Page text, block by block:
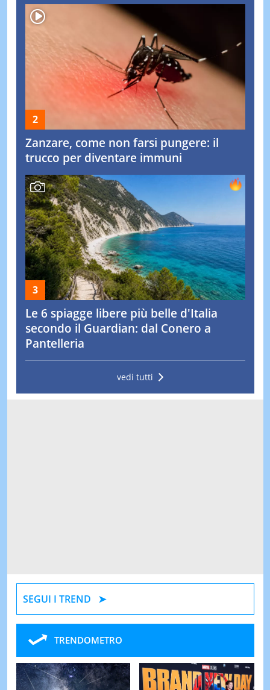
Zanzare, come non farsi pungere: il
trucco per diventare immuni
Le 6 spiagge libere più belle d'Italia
secondo il Guardian: dal Conero a
Pantelleria
vedi tutti
SEGUI I TREND
TRENDOMETRO